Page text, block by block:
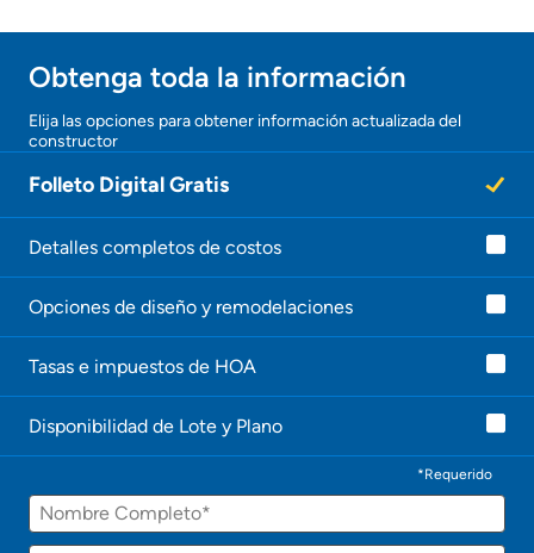
Obtenga toda la información
Elija las opciones para obtener información actualizada del
constructor
Folleto Digital Gratis
Detalles completos de costos
Opciones de diseño y remodelaciones
Tasas e impuestos de HOA
Disponibilidad de Lote y Plano
*Requerido